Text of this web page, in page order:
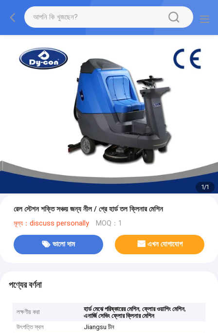
1/1
রেল স্টেশন শক্তি সঞ্চয় জন্য নীল / গ্রে হার্ড তল ক্লিনার মেশিন
মূল্য：discuss personally MOQ：1
ভালো দাম এখন যোগাযোগ
পণ্যের বর্ণনা
লক্ষণীয় করা হার্ড মেঝে পরিষ্কারের মেশিন,ফ্লোর ওয়াশিং মেশিন,
এনার্জি সেভিং ফ্লোর ক্লিনার মেশিন
উৎপত্তি স্থল
Jiangsu চীন